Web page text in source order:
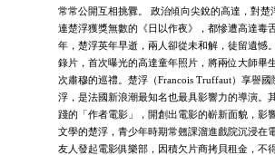
常常公開互相挑釁。 政治傾向尖銳的高達，對楚
連楚浮獲獎無數的《日以作夜》，都慘遭高達毒
年，楚浮英年早逝，兩人卻從未和解，徒留遺憾
錄片，首次曝光的高達童年照片，將兩位大師畢
次肅穆的巡禮。楚浮（Francois Truffaut）享譽國
浮，是法國新浪潮最知名也最具影響力的導演。
踐的「作者電影」，開創出電影的嶄新面貌，影
文學的楚浮，青少年時期常翹課溜進戲院沉浸在
友人發起電影俱樂部，因積欠片商拷貝租金，不